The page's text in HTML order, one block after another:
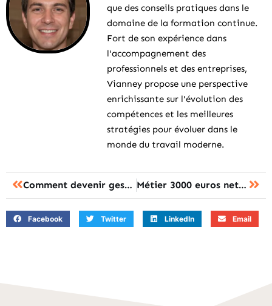
que des conseils pratiques dans le
domaine de la formation continue.
Fort de son expérience dans
l'accompagnement des
professionnels et des entreprises,
Vianney propose une perspective
enrichissante sur l'évolution des
compétences et les meilleures
stratégies pour évoluer dans le
monde du travail moderne.
Comment devenir gestionnaire de patrimoine en 2026? Métier 3000 euros net par mois : les 10 meilleures pistes de reconversion
Facebook Twitter LinkedIn Email